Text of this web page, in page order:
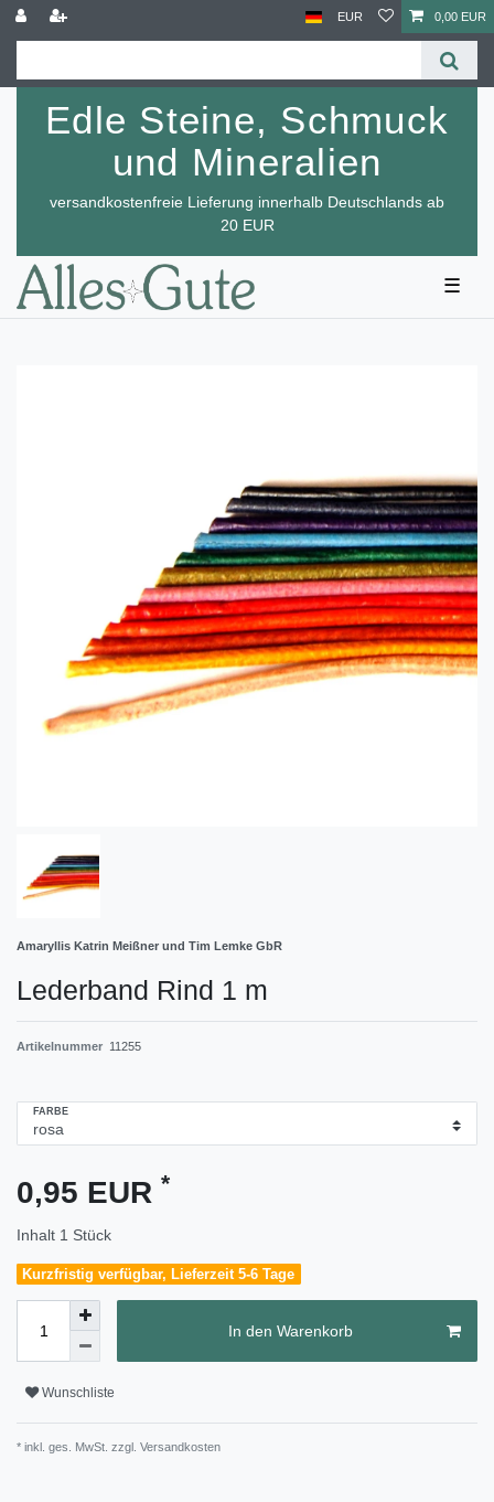
EUR 0,00 EUR
Edle Steine, Schmuck
und Mineralien
versandkostenfreie Lieferung innerhalb Deutschlands ab
20 EUR
☰
Amaryllis Katrin Meißner und Tim Lemke GbR
Lederband Rind 1 m
Artikelnummer 11255
FARBE
0,95 EUR *
Inhalt 1 Stück
Kurzfristig verfügbar, Lieferzeit 5-6 Tage
In den Warenkorb
Wunschliste
* inkl. ges. MwSt. zzgl. Versandkosten